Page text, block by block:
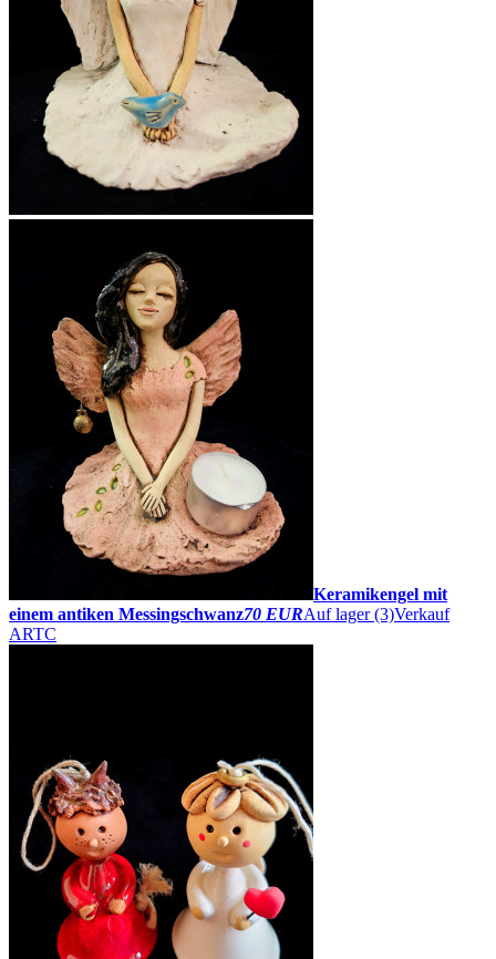
Keramikengel mit
einem antiken Messingschwanz70 EURAuf lager (3)Verkauf
ARTC